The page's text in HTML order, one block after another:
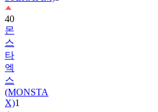
40
몬
스
타
엑
스
(MONSTA
X)1